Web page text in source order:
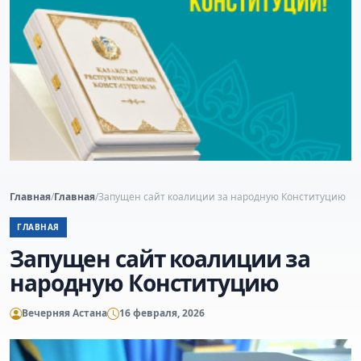
Главная/Главная/Запущен сайт коалиции за народную Конституцию
ГЛАВНАЯ
Запущен сайт коалиции за
народную Конституцию
Вечерняя Астана 16 февраля, 2026